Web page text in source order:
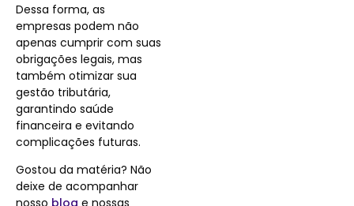
Dessa forma, as
empresas podem não
apenas cumprir com suas
obrigações legais, mas
também otimizar sua
gestão tributária,
garantindo saúde
financeira e evitando
complicações futuras.
Gostou da matéria? Não
deixe de acompanhar
nosso blog e nossas